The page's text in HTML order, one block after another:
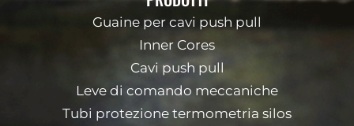
Guaine per cavi push pull
Inner Cores
Cavi push pull
Leve di comando meccaniche
Tubi protezione termometria silos